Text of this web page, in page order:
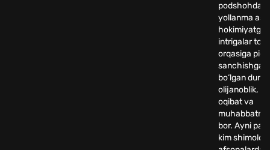
podshohdan
yollanma
hokimiyatga
intrigalar
orqasiga
sanchishga
bo‘lgan
olijanoblik,
oqibat va
bor. Ayni
kim